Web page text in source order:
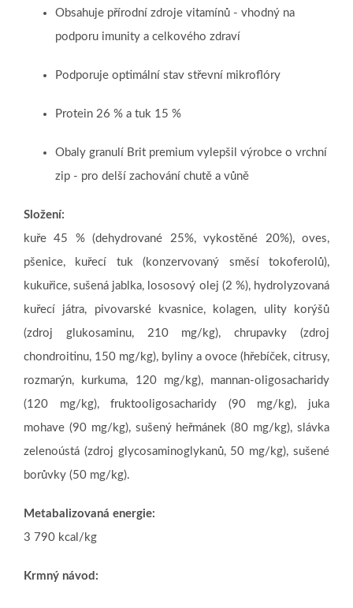
Obsahuje přírodní zdroje vitamínů - vhodný na
podporu imunity a celkového zdraví
Podporuje optimální stav střevní mikroflóry
Protein 26 % a tuk 15 %
Obaly granulí Brit premium vylepšil výrobce o vrchní
zip - pro delší zachování chutě a vůně
Složení:
kuře 45 % (dehydrované 25%, vykostěné 20%), oves,
pšenice, kuřecí tuk (konzervovaný směsí tokoferolů),
kukuřice, sušená jablka, lososový olej (2 %), hydrolyzovaná
kuřecí játra, pivovarské kvasnice, kolagen, ulity korýšů
(zdroj glukosaminu, 210 mg/kg), chrupavky (zdroj
chondroitinu, 150 mg/kg), byliny a ovoce (hřebíček, citrusy,
rozmarýn, kurkuma, 120 mg/kg), mannan-oligosacharidy
(120 mg/kg), fruktooligosacharidy (90 mg/kg), juka
mohave (90 mg/kg), sušený heřmánek (80 mg/kg), slávka
zelenoústá (zdroj glycosaminoglykanů, 50 mg/kg), sušené
borůvky (50 mg/kg).
Metabalizovaná energie:
3 790 kcal/kg
Krmný návod: